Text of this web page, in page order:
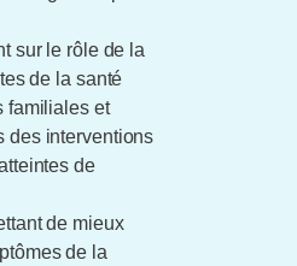
sur le rôle de la
de la santé
familiales et
des interventions
de
de mieux
de la